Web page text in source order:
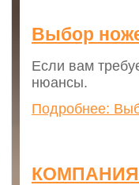
Выбор
Если вам
нюансы.
Подробнее:
КОМПАНИЯ